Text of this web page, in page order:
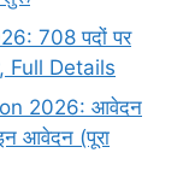
708 पदों पर
Full Details
2026: आवेदन
आवेदन (पूरा